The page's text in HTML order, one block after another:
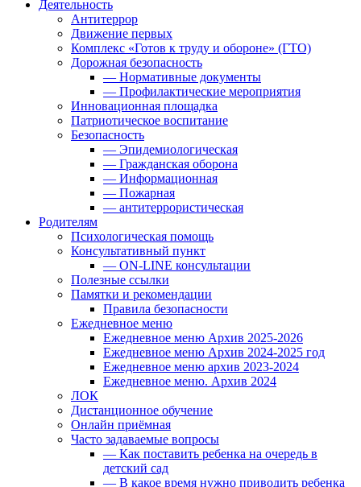
Деятельность
Антитеррор
Движение первых
Комплекс «Готов к труду и обороне» (ГТО)
Дорожная безопасность
— Нормативные документы
— Профилактические мероприятия
Инновационная площадка
Патриотическое воспитание
Безопасность
— Эпидемиологическая
— Гражданская оборона
— Информационная
— Пожарная
— антитеррористическая
Родителям
Психологическая помощь
Консультативный пункт
— ON-LINE консультации
Полезные ссылки
Памятки и рекомендации
Правила безопасности
Ежедневное меню
Ежедневное меню Архив 2025-2026
Ежедневное меню Архив 2024-2025 год
Ежедневное меню архив 2023-2024
Ежедневное меню. Архив 2024
ЛОК
Дистанционное обучение
Онлайн приёмная
Часто задаваемые вопросы
— Как поставить ребенка на очередь в
детский сад
— В какое время нужно приводить ребенка